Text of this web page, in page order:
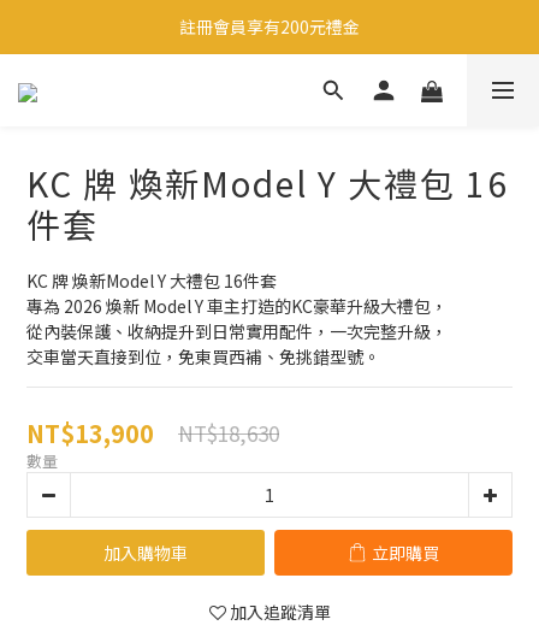
註冊會員享有200元禮金
註冊會員享有200元禮金
註冊會員享有200元禮金
KC 牌 煥新Model Y 大禮包 16
件套
KC 牌 煥新Model Y 大禮包 16件套
專為 2026 煥新 Model Y 車主打造的KC豪華升級大禮包，
從內裝保護、收納提升到日常實用配件，一次完整升級，
交車當天直接到位，免東買西補、免挑錯型號。
NT$13,900 NT$18,630
數量
加入購物車 立即購買
加入追蹤清單